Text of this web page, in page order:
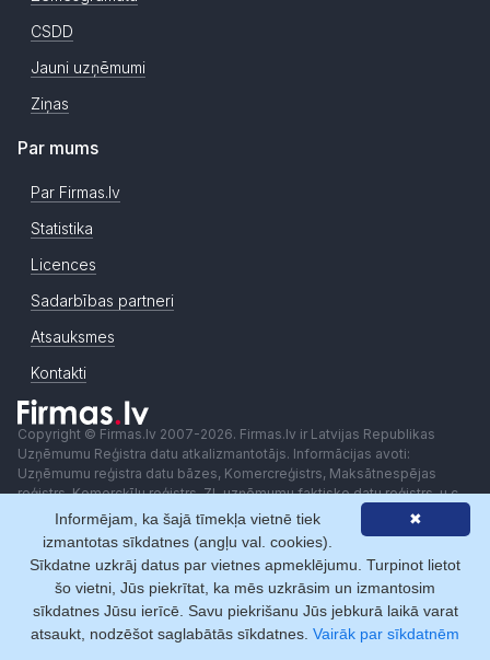
CSDD
Jauni uzņēmumi
Ziņas
Par mums
Par Firmas.lv
Statistika
Licences
Sadarbības partneri
Atsauksmes
Kontakti
Copyright © Firmas.lv 2007-2026. Firmas.lv ir Latvijas Republikas
Uzņēmumu Reģistra datu atkalizmantotājs. Informācijas avoti:
Uzņēmumu reģistra datu bāzes, Komercreģistrs, Maksātnespējas
reģistrs, Komercķīlu reģistrs, ZL uzņēmumu faktisko datu reģistrs, u.c..
Informācijai ir izziņas raksturs, un tai nav juridiska spēka. Sistēmas
lietotājs apņemas ievērot Fizisko personu datu aizsardzības likumu un
Autortiesību likumu. Firmas.lv nenes atbildību par darbībām vai
lēmumiem, kas balstīti uz saņemto pakalpojumu. Lietotājam aizliegts
izmantot jebkādas automatizētas sistēmas vai iekārtas (robotus)
piekļuvei sistēmai bez rakstiskas saskaņošanas ar Firmas.lv. Galvenā
redaktore: Ingūna Pempere.
✖
Informējam, ka šajā tīmekļa vietnē tiek
izmantotas sīkdatnes (angļu val. cookies).
Sīkdatne uzkrāj datus par vietnes apmeklējumu. Turpinot lietot
šo vietni, Jūs piekrītat, ka mēs uzkrāsim un izmantosim
sīkdatnes Jūsu ierīcē. Savu piekrišanu Jūs jebkurā laikā varat
atsaukt, nodzēšot saglabātās sīkdatnes. Vairāk par sīkdatnēm